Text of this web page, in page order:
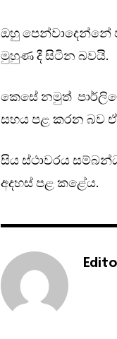
ඔහු පෙන්වාදෙන්නේ
මුහුණ දී සිටින බවයි.
කෙසේ නමුත්
සහය පළ කරන බව ඒ
සිය ස්ථාවරය
අදහස් පළ කළේය.